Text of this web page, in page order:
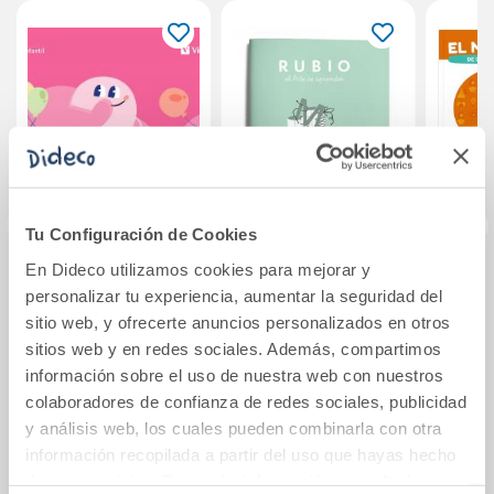
Tu Configuración de Cookies
En Dideco utilizamos cookies para mejorar y
personalizar tu experiencia, aumentar la seguridad del
sitio web, y ofrecerte anuncios personalizados en otros
sitios web y en redes sociales. Además, compartimos
información sobre el uso de nuestra web con nuestros
colaboradores de confianza de redes sociales, publicidad
y análisis web, los cuales pueden combinarla con otra
información recopilada a partir del uso que hayas hecho
+ que nombres.
Quadern 2
10,20€
Comprar
Escritura RUBIO 2
1,50€
Comprar